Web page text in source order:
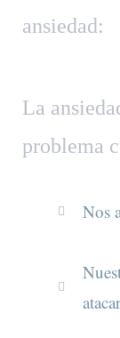
ansiedad:
La
problema
Nos